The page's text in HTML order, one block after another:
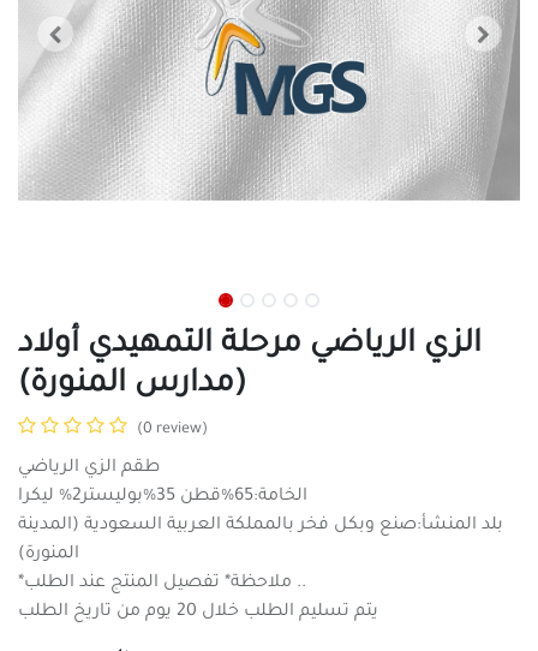
الزي الرياضي مرحلة التمهيدي أولاد
(مدارس المنورة)
(0 review)
طقم الزي الرياضي
الخامة:65%قطن 35%بوليستر2% ليكرا
بلد المنشأ:صنع وبكل فخر بالمملكة العربية السعودية (المدينة
المنورة)
*ملاحظة* تفصيل المنتج عند الطلب ..
يتم تسليم الطلب خلال 20 يوم من تاريخ الطلب